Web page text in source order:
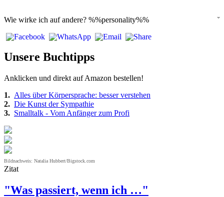
Wie wirke ich auf andere? %%personality%%
Unsere Buchtipps
Anklicken und direkt auf Amazon bestellen!
1. Alles über Körpersprache: besser verstehen
2. Die Kunst der Sympathie
3. Smalltalk - Vom Anfänger zum Profi
Bildnachweis: Natalia Hubbert/Bigstock.com
Zitat
"Was passiert, wenn ich …"